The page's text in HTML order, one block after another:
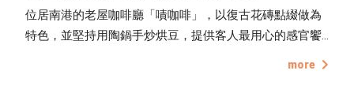
位居南港的老屋咖啡廳「嘖咖啡」，以復古花磚點綴做為
特色，並堅持用陶鍋手炒烘豆，提供客人最用心的感官饗
more